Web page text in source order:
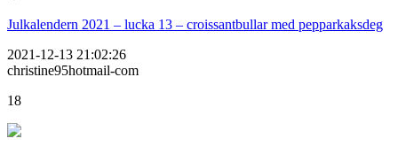
Julkalendern 2021 – lucka 13 – croissantbullar med pepparkaksdeg
2021-12-13 21:02:26
christine95hotmail-com
18